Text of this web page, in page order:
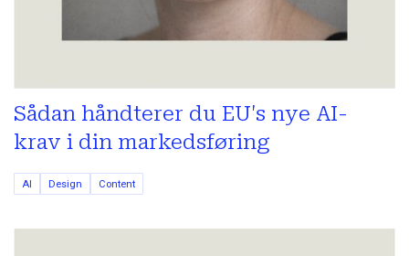
Sådan håndterer du EU's nye AI-
krav i din markedsføring
AI Design Content